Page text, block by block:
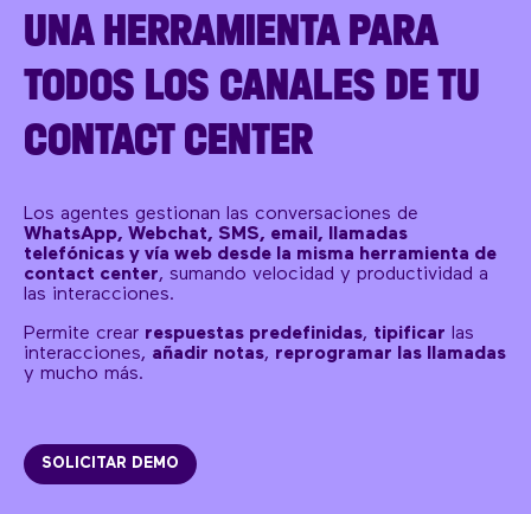
UNA HERRAMIENTA PARA
TODOS LOS CANALES DE TU
CONTACT CENTER
Los agentes gestionan las conversaciones de
WhatsApp, Webchat, SMS, email, llamadas
telefónicas y vía web desde la misma herramienta de
contact center, sumando velocidad y productividad a
las interacciones.
Permite crear respuestas predefinidas, tipificar las
interacciones, añadir notas, reprogramar las llamadas
y mucho más.
SOLICITAR DEMO